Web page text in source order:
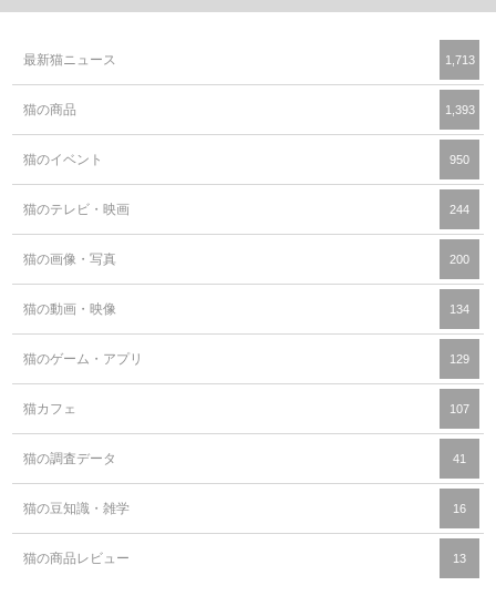
最新猫ニュース 1,713
猫の商品 1,393
猫のイベント 950
猫のテレビ・映画 244
猫の画像・写真 200
猫の動画・映像 134
猫のゲーム・アプリ 129
猫カフェ 107
猫の調査データ 41
猫の豆知識・雑学 16
猫の商品レビュー 13